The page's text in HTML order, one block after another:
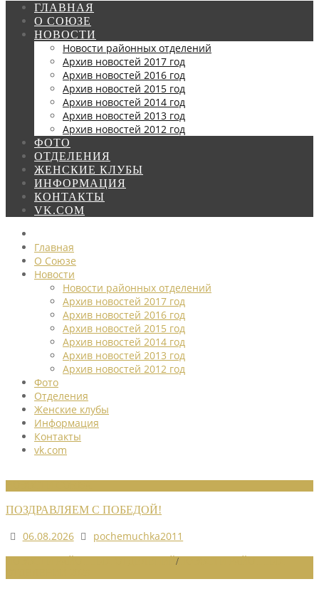
ГЛАВНАЯ
О СОЮЗЕ
НОВОСТИ
Новости районных отделений
Архив новостей 2017 год
Архив новостей 2016 год
Архив новостей 2015 год
Архив новостей 2014 год
Архив новостей 2013 год
Архив новостей 2012 год
ФОТО
ОТДЕЛЕНИЯ
ЖЕНСКИЕ КЛУБЫ
ИНФОРМАЦИЯ
КОНТАКТЫ
VK.COM
Главная
О Союзе
Новости
Новости районных отделений
Архив новостей 2017 год
Архив новостей 2016 год
Архив новостей 2015 год
Архив новостей 2014 год
Архив новостей 2013 год
Архив новостей 2012 год
Фото
Отделения
Женские клубы
Информация
Контакты
vk.com
ПОЗДРАВЛЯЕМ С ПОБЕДОЙ!
06.08.2026
pochemuchka2011
/